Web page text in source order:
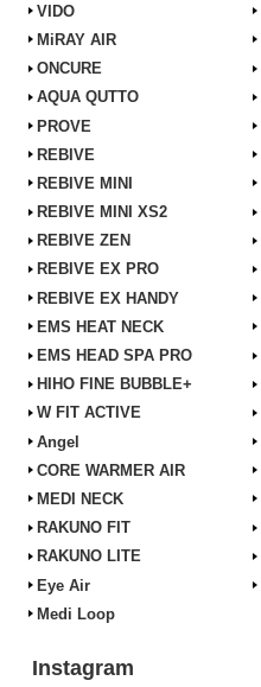
VIDO
MiRAY AIR
ONCURE
AQUA QUTTO
PROVE
REBIVE
REBIVE MINI
REBIVE MINI XS2
REBIVE ZEN
REBIVE EX PRO
REBIVE EX HANDY
EMS HEAT NECK
EMS HEAD SPA PRO
HIHO FINE BUBBLE+
W FIT ACTIVE
Angel
CORE WARMER AIR
MEDI NECK
RAKUNO FIT
RAKUNO LITE
Eye Air
Medi Loop
Instagram